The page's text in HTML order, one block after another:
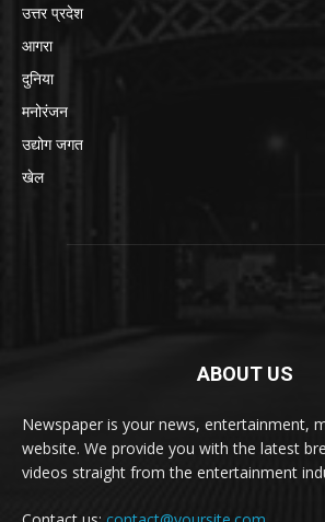
उत्तर प्रदेश
आगरा
दुनिया
मनोरंजन
उद्योग जगत
खेल
ABOUT US
Newspaper is your news, entertainment,
website. We provide you with the latest
videos straight from the entertainment